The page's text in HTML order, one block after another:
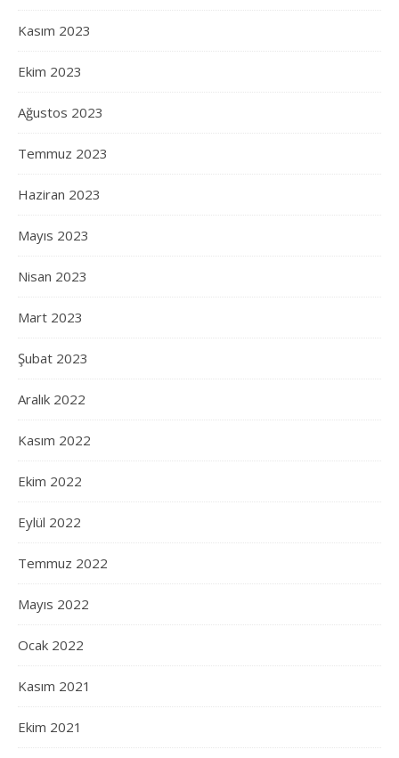
Kasım 2023
Ekim 2023
Ağustos 2023
Temmuz 2023
Haziran 2023
Mayıs 2023
Nisan 2023
Mart 2023
Şubat 2023
Aralık 2022
Kasım 2022
Ekim 2022
Eylül 2022
Temmuz 2022
Mayıs 2022
Ocak 2022
Kasım 2021
Ekim 2021